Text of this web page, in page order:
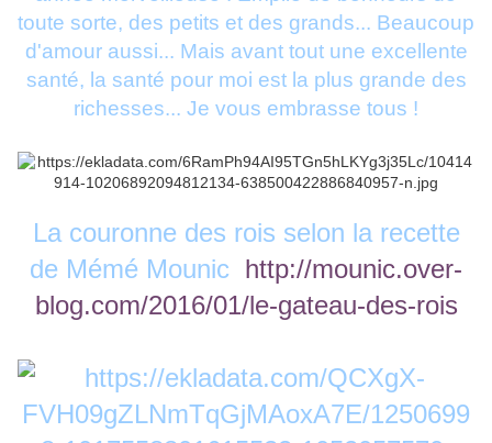
toute sorte, des petits et des grands... Beaucoup
d'amour aussi... Mais avant tout une excellente
santé, la santé pour moi est la plus grande des
richesses... Je vous embrasse tous !
La couronne des rois selon la recette
de Mémé Mounic http://mounic.over-
blog.com/2016/01/le-gateau-des-rois